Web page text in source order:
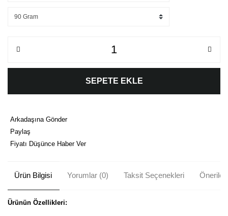
SEPETE EKLE
Arkadaşına Gönder
Paylaş
Fiyatı Düşünce Haber Ver
Ürün Bilgisi Yorumlar (0) Taksit Seçenekleri
Ürünün Özellikleri: